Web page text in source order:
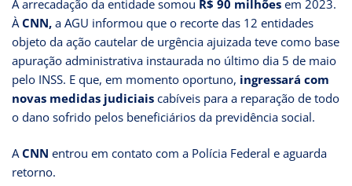
A arrecadação da entidade somou R$ 90 milhões em 2023.
ÀCNN, a AGU informou que o recorte das 12 entidades
objeto da ação cautelar de urgência ajuizada teve como base
apuração administrativa instaurada no último dia 5 de maio
pelo INSS. E que, em momento oportuno, ingressará com
novas medidas judiciais cabíveis para a reparação de todo
o dano sofrido pelos beneficiários da previdência social.
A CNN entrou em contato com a Polícia Federal e aguarda
retorno.